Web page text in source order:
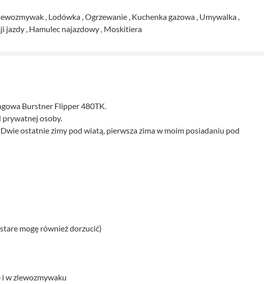
,
Burstner Flipper 480TK.
prywatnej osoby.
ostatnie zimy pod wiatą, pierwsza zima w moim posiadaniu pod
mogę również dorzucić)
w zlewozmywaku